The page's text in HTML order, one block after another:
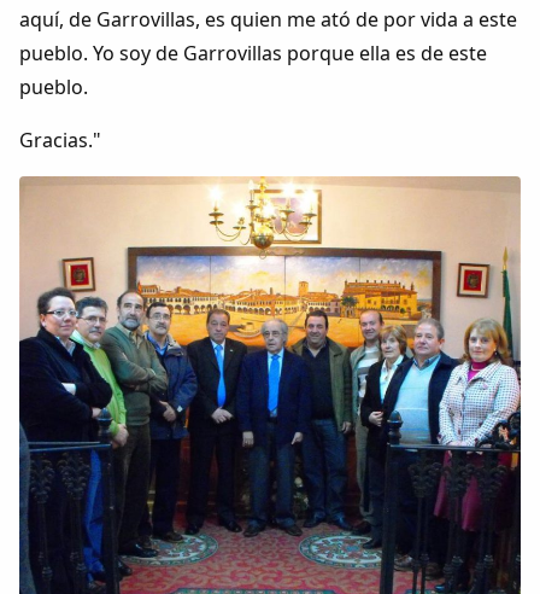
aquí, de Garrovillas, es quien me ató de por vida a este
pueblo. Yo soy de Garrovillas porque ella es de este
pueblo.
Gracias."